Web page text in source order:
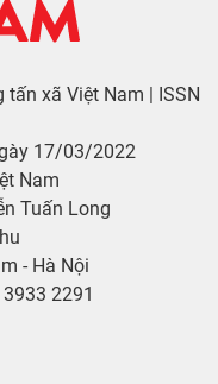
xã Việt Nam | ISSN
17/03/2022
Nam
Tuấn Long
- Hà Nội
2291